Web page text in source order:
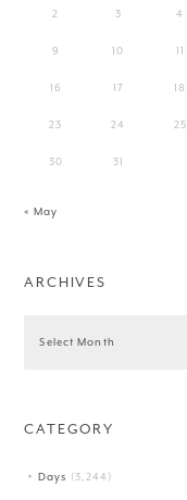
2 3 4
9 10 11
16 17 18
23 24 25
30 31
« May
ARCHIVES
CATEGORY
Days (3,244)